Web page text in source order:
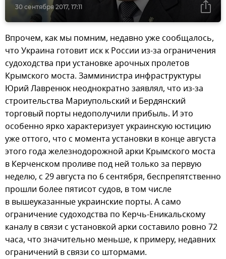
30 сентября 2017, 17:11
Впрочем, как мы помним, недавно уже сообщалось,
что Украина готовит иск к России из-за ограничения
судоходства при установке арочных пролетов
Крымского моста. Замминистра инфраструктуры
Юрий Лавренюк неоднократно заявлял, что из-за
строительства Мариупольский и Бердянский
торговый порты недополучили прибыль. И это
особенно ярко характеризует украинскую юстицию
уже оттого, что с момента установки в конце августа
этого года железнодорожной арки Крымского моста
в Керченском проливе под ней только за первую
неделю, с 29 августа по 6 сентября, беспрепятственно
прошли более пятисот судов, в том числе
в вышеуказанные украинские порты. А само
ограничение судоходства по Керчь-Еникальскому
каналу в связи с установкой арки составило ровно 72
часа, что значительно меньше, к примеру, недавних
ограничений в связи со штормами.